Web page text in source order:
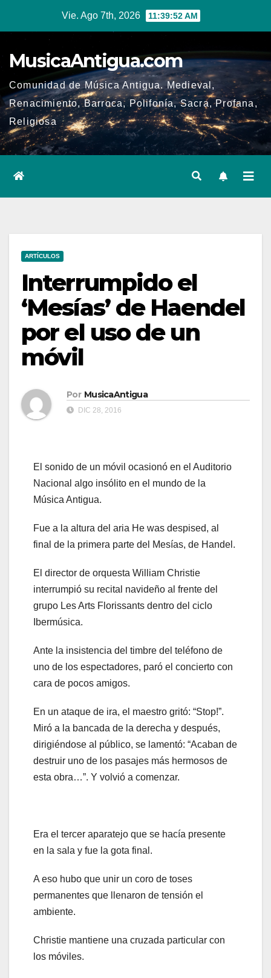
Vie. Ago 7th, 2026 11:39:52 AM
MusicaAntigua.com
Comunidad de Música Antigua. Medieval,
Renacimiento, Barroca, Polifonía, Sacra, Profana,
Religiosa
ARTÍCULOS
Interrumpido el
‘Mesías’ de Haendel
por el uso de un
móvil
Por MusicaAntigua
DIC 28, 2016
El sonido de un móvil ocasionó en el Auditorio
Nacional algo insólito en el mundo de la
Música Antigua.
Fue a la altura del aria He was despised, al
final de la primera parte del Mesías, de Handel.
El director de orquesta William Christie
interrumpió su recital navideño al frente del
grupo Les Arts Florissants dentro del ciclo
Ibermúsica.
Ante la insistencia del timbre del teléfono de
uno de los espectadores, paró el concierto con
cara de pocos amigos.
En un ataque de ira, el maestro gritó: “Stop!”.
Miró a la bancada de la derecha y después,
dirigiéndose al público, se lamentó: “Acaban de
destruir uno de los pasajes más hermosos de
esta obra…”. Y volvió a comenzar.
Era el tercer aparatejo que se hacía presente
en la sala y fue la gota final.
A eso hubo que unir un coro de toses
permanentes que llenaron de tensión el
ambiente.
Christie mantiene una cruzada particular con
los móviles.